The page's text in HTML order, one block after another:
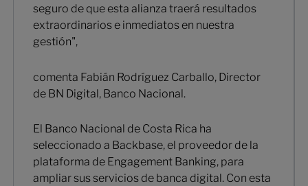
seguro de que esta alianza traerá resultados
extraordinarios e inmediatos en nuestra
gestión",
comenta Fabián Rodríguez Carballo, Director
de BN Digital, Banco Nacional.
El Banco Nacional de Costa Rica ha
seleccionado a Backbase, el proveedor de la
plataforma de Engagement Banking, para
ampliar sus servicios de banca digital. Con esta